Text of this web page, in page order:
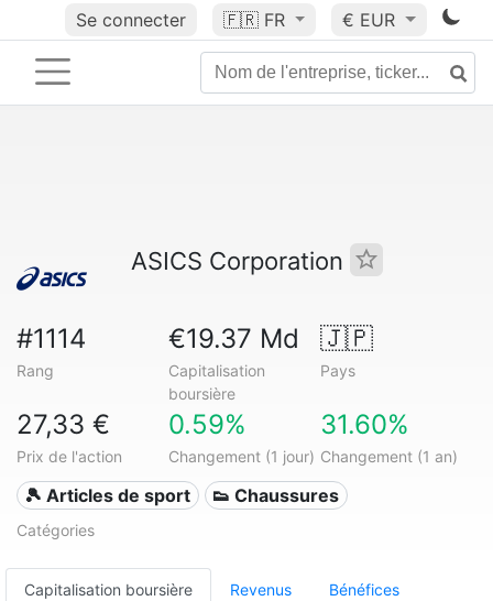
Se connecter 🇫🇷 FR € EUR
ASICS Corporation
#1114
Rang
€19.37 Md
Capitalisation
boursière
🇯🇵
Pays
27,33 €
Prix de l'action
0.59%
Changement (1 jour)
31.60%
Changement (1 an)
🎾 Articles de sport 👟 Chaussures
Catégories
Capitalisation boursière Revenus Bénéfices